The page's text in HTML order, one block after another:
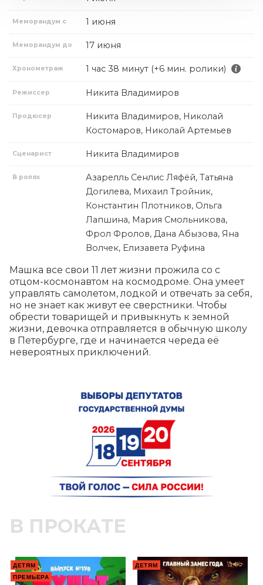
Меморандум с 1 июня
Меморандум до 17 июня
Хронометраж 1 час 38 минут (+6 мин. ролики)
Режиссер Никита Владимиров
Продюсер
Никита Владимиров, Николай
Костомаров, Николай Артемьев
Сценарист Никита Владимиров
В ролях
Азарелль Сенлис Ляфёй, Татьяна
Догилева, Михаил Тройник,
Константин Плотников, Ольга
Лапшина, Мария Смольникова,
Фрол Фролов, Дана Абызова, Яна
Волчек, Елизавета Руфина
Машка все свои 11 лет жизни прожила со с
отцом-космонавтом на космодроме. Она умеет
управлять самолетом, лодкой и отвечать за себя,
но не знает как живут ее сверстники. Чтобы
обрести товарищей и привыкнуть к земной
жизни, девочка отправляется в обычную школу
в Петербурге, где и начинается череда её
невероятных приключений.
В ПРОКАТЕ
ДЕТЯМ
ПРЕМЬЕРА
ДЕТЯМ